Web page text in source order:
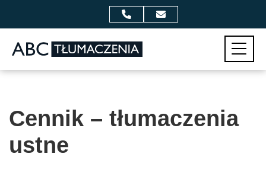
Cennik – tłumaczenia
ustne